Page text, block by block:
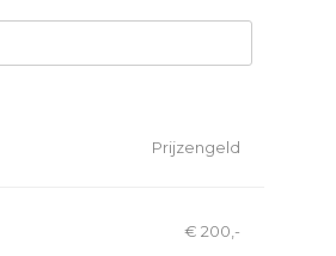
Prijzengeld
€ 200,-